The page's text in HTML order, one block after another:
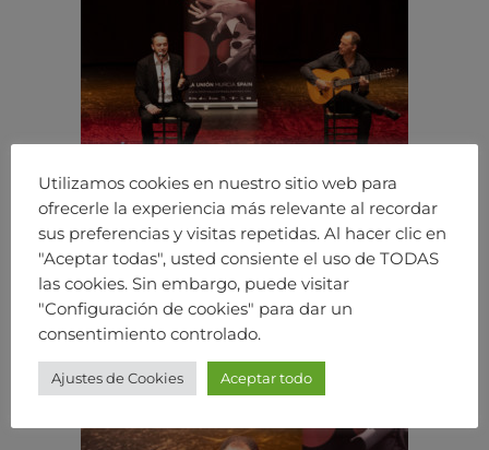
Utilizamos cookies en nuestro sitio web para
ofrecerle la experiencia más relevante al recordar
sus preferencias y visitas repetidas. Al hacer clic en
"Aceptar todas", usted consiente el uso de TODAS
las cookies. Sin embargo, puede visitar
"Configuración de cookies" para dar un
consentimiento controlado.
Ajustes de Cookies Aceptar todo